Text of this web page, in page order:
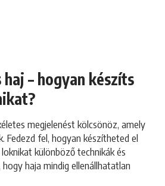
haj – hogyan készíts
megjelenést kölcsönöz, amely
Fedezd fel, hogyan készítheted el
különböző technikák és
haja mindig ellenállhatatlan